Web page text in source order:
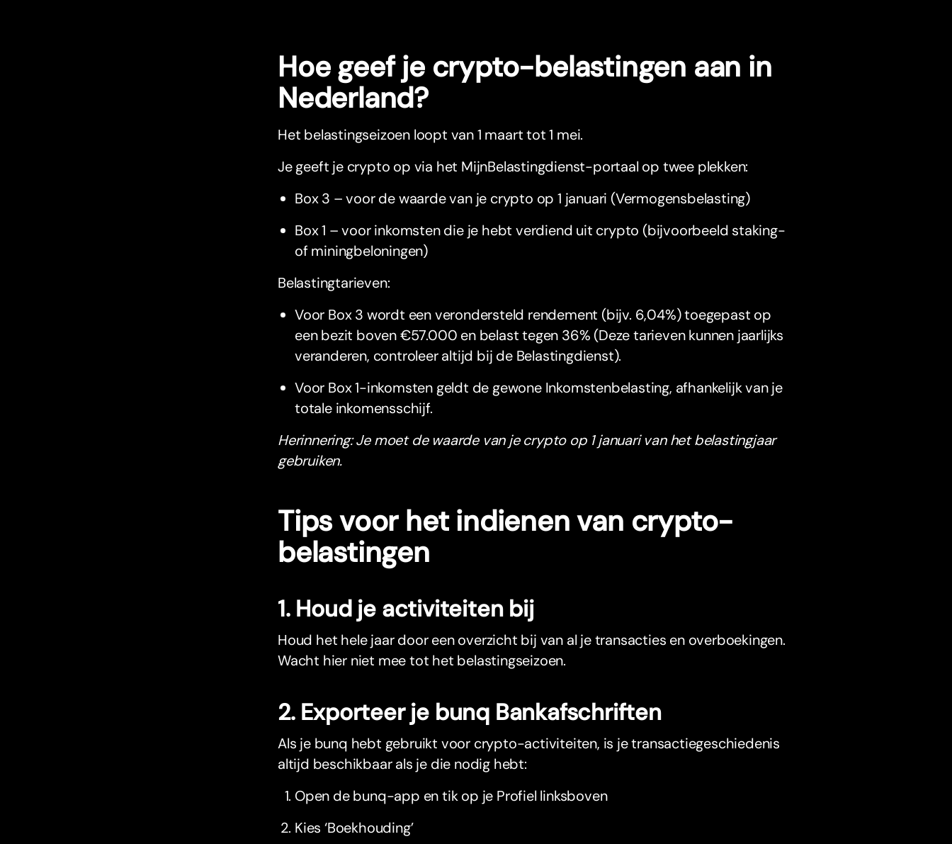
Hoe geef je crypto-belastingen aan in
Nederland?
Het belastingseizoen loopt van 1 maart tot 1 mei.
Je geeft je crypto op via het MijnBelastingdienst-portaal op twee plekken:
Box 3 – voor de waarde van je crypto op 1 januari (Vermogensbelasting)
Box 1 – voor inkomsten die je hebt verdiend uit crypto (bijvoorbeeld staking-
of miningbeloningen)
Belastingtarieven:
Voor Box 3 wordt een verondersteld rendement (bijv. 6,04%) toegepast op
een bezit boven €57.000 en belast tegen 36% (Deze tarieven kunnen jaarlijks
veranderen, controleer altijd bij de Belastingdienst).
Voor Box 1-inkomsten geldt de gewone Inkomstenbelasting, afhankelijk van je
totale inkomensschijf.
Herinnering: Je moet de waarde van je crypto op 1 januari van het belastingjaar
gebruiken.
Tips voor het indienen van crypto-
belastingen
1. Houd je activiteiten bij
Houd het hele jaar door een overzicht bij van al je transacties en overboekingen.
Wacht hier niet mee tot het belastingseizoen.
2. Exporteer je bunq Bankafschriften
Als je bunq hebt gebruikt voor crypto-activiteiten, is je transactiegeschiedenis
altijd beschikbaar als je die nodig hebt:
Open de bunq-app en tik op je Profiel linksboven
Kies ‘Boekhouding’